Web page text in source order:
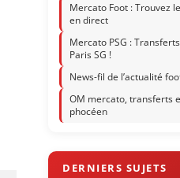
Mercato Foot : Trouvez
en direct
Mercato PSG :
Paris SG !
News-fil de l’actualité
OM mercato, transferts
phocéen